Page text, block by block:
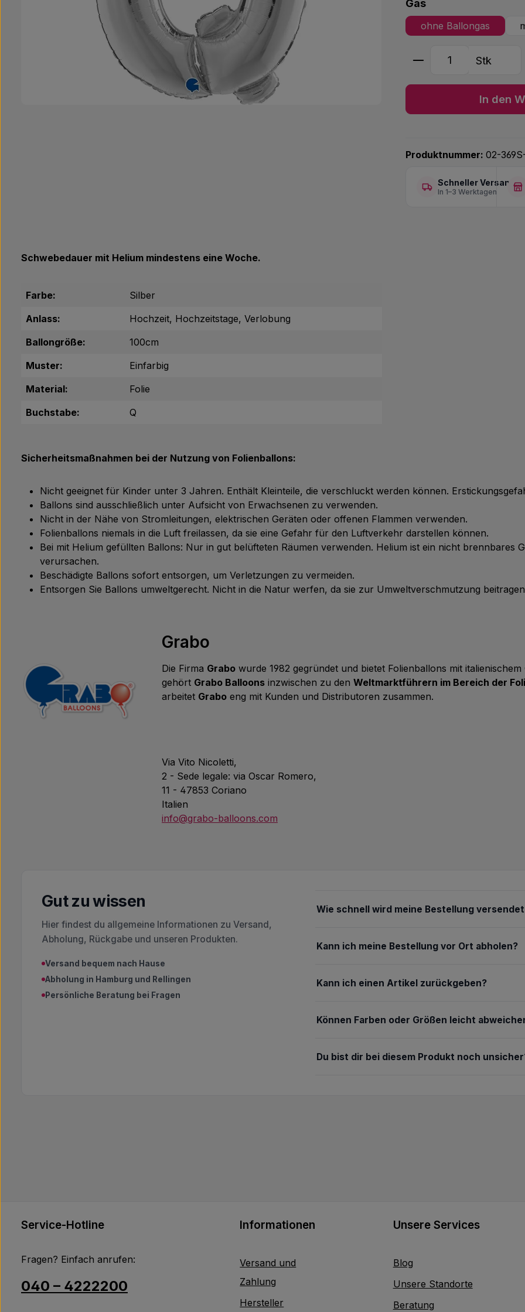
Gasauswählen
ohne Ballongas
Produkt Anzahl:
Stk
In den
Produktnummer: 02-
Schneller Versand
In 1–3 Werktagen
Schwebedauer mit Helium mindestens eine Woche.
Farbe:
Silber
Anlass:
Hochzeit, Hochzeitstage, Verlobung
Ballongröße:
100cm
Muster:
Einfarbig
Material:
Folie
Buchstabe:
Q
Sicherheitsmaßnahmen bei der Nutzung von Folienballons:
Nicht geeignet für Kinder unter 3 Jahren. Enthält Kleinteile, die verschluckt werden können.
Ballons sind ausschließlich unter Aufsicht von Erwachsenen zu verwenden.
Nicht in der Nähe von Stromleitungen, elektrischen Geräten oder offenen Flammen verwenden.
Folienballons niemals in die Luft freilassen, da sie eine Gefahr für den Luftverkehr darstellen können.
Bei mit Helium gefüllten Ballons: Nur in gut belüfteten Räumen verwenden. Helium ist ein nicht brennbares
verursachen.
Beschädigte Ballons sofort entsorgen, um Verletzungen zu vermeiden.
Entsorgen Sie Ballons umweltgerecht. Nicht in die Natur werfen, da sie zur Umweltverschmutzung
Grabo
Die Firma Grabo wurde 1982 gegründet und bietet Folienballons mit
gehört Grabo Balloons inzwischen zu den Weltmarktführern im Bereich der
arbeitet Grabo eng mit Kunden und Distributoren zusammen.
Via Vito Nicoletti,
2 - Sede legale: via Oscar Romero,
11 - 47853 Coriano
Italien
info@grabo-balloons.com
Gut zu wissen
Hier findest du allgemeine Informationen zu Versand,
Abholung, Rückgabe und unseren Produkten.
Versand bequem nach Hause
Abholung in Hamburg und Rellingen
Persönliche Beratung bei Fragen
Wie schnell wird meine Bestellung
Kann ich meine Bestellung vor Ort abholen?
Kann ich einen Artikel zurückgeben?
Können Farben oder Größen leicht
Du bist dir bei diesem Produkt noch
Service-Hotline
Fragen? Einfach anrufen:
040 – 4222200
Informationen
Versand und
Zahlung
Hersteller
Unsere Services
Blog
Unsere Standorte
Beratung